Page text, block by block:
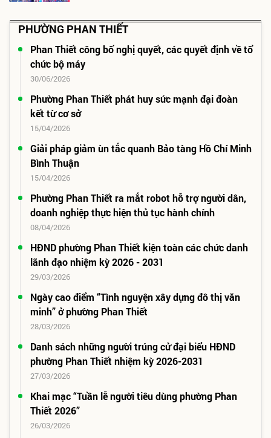
PHƯỜNG PHAN THIẾT
Phan Thiết công bố nghị quyết, các quyết định về tổ
chức bộ máy
30/06/2026
Phường Phan Thiết phát huy sức mạnh đại đoàn
kết từ cơ sở
15/04/2026
Giải pháp giảm ùn tắc quanh Bảo tàng Hồ Chí Minh
Bình Thuận
15/04/2026
Phường Phan Thiết ra mắt robot hỗ trợ người dân,
doanh nghiệp thực hiện thủ tục hành chính
08/04/2026
HĐND phường Phan Thiết kiện toàn các chức danh
lãnh đạo nhiệm kỳ 2026 - 2031
29/03/2026
Ngày cao điểm “Tình nguyện xây dựng đô thị văn
minh” ở phường Phan Thiết
28/03/2026
Danh sách những người trúng cử đại biểu HĐND
phường Phan Thiết nhiệm kỳ 2026-2031
27/03/2026
Khai mạc “Tuần lễ người tiêu dùng phường Phan
Thiết 2026”
26/03/2026